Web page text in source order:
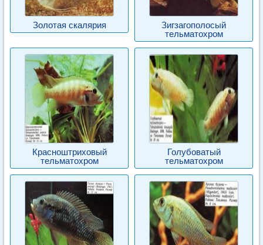
Золотая скалярия
Зигзагополосый
тельматохром
Красноштриховый
тельматохром
Голубоватый
тельматохром